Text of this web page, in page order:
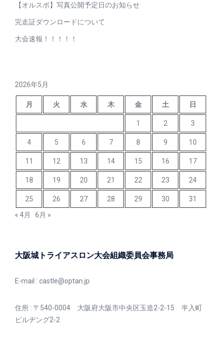
【オルスポ】写真公開予定日のお知らせ
完走証ダウンロードについて
大会速報！！！！！
2026年5月
月 火 水 木 金 土 日
1 2 3
4 5 6 7 8 9 10
11 12 13 14 15 16 17
18 19 20 21 22 23 24
25 26 27 28 29 30
31
« 4月
6月 »
大阪城トライアスロン大会組織委員会事務局
E-mail : castle@optan.jp
住所 : 〒540-0004 大阪府大阪市中央区玉造2-2-15 半入町
ビルヂング2-2